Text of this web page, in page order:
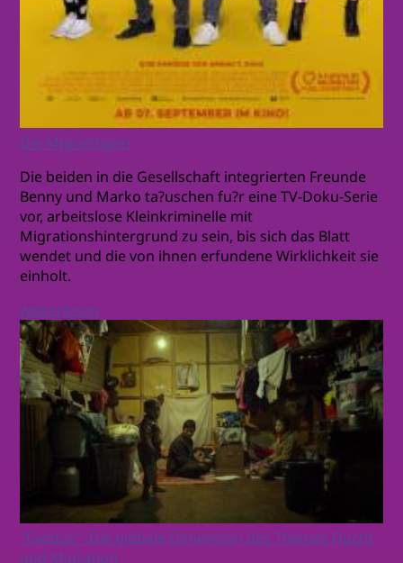
Die Migrantigen
Die beiden in die Gesellschaft integrierten Freunde
Benny und Marko ta?uschen fu?r eine TV-Doku-Serie
vor, arbeitslose Kleinkriminelle mit
Migrationshintergrund zu sein, bis sich das Blatt
wendet und die von ihnen erfundene Wirklichkeit sie
einholt.
weiterlesen
"Exodus": Die globale Dimension des Themas Flucht
und Migration